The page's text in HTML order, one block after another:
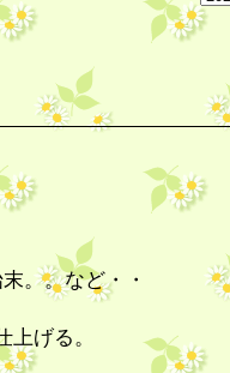
。。など・・
上げる。